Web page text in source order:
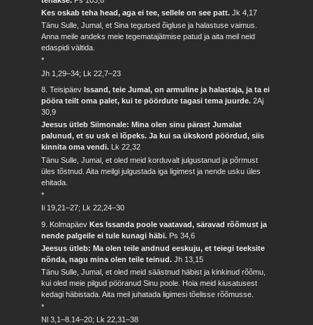
Kes oskab teha head, aga ei tee, sellele on see patt.Jk 4,17
Tänu Sulle, Jumal, et Sina tegutsed õigluse ja halastuse vaimus.
Anna meile andeks meie tegematajätmise patud ja aita meil neid
edaspidi vältida.
*
Jh 1,29–34; Lk 22,7–23
8. Teisipäev Issand, teie Jumal, on armuline ja halastaja, ja ta ei
pööra teilt oma palet, kui te pöördute tagasi tema juurde.2Aj
30,9
Jeesus ütleb Siimonale: Mina olen sinu pärast Jumalat
palunud, et su usk ei lõpeks. Ja kui sa ükskord pöördud, siis
kinnita oma vendi. Lk 22,32
Tänu Sulle, Jumal, et oled meid korduvalt julgustanud ja põrmust
üles tõstnud. Aita meilgi julgustada iga ligimest ja nende usku üles
ehitada.
*
Ii 19,21–27; Lk 22,24–30
9. KolmapäevKes Issanda poole vaatavad, säravad rõõmust ja
nende palgeile ei tule kunagi häbi. Ps 34,6
Jeesus ütleb: Ma olen teile andnud eeskuju, et teiegi teeksite
nõnda, nagu mina olen teile teinud.Jh 13,15
Tänu Sulle, Jumal, et oled meid säästnud häbist ja kinkinud rõõmu,
kui oled meie pilgud pööranud Sinu poole. Hoia meid kiusatusest
kedagi häbistada. Aita meil juhatada ligimesi tõelisse rõõmusse.
*
Nl 3,1–8.14–20; Lk 22,31–38